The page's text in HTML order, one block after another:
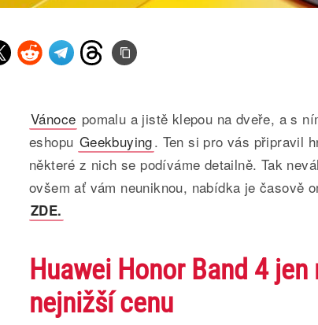
Vánoce pomalu a jistě klepou na dveře, a s
eshopu Geekbuying. Ten si pro vás připravil
některé z nich se podíváme detailně. Tak
ovšem ať vám neuniknou, nabídka je časově
ZDE.
Huawei Honor Band 4 jen
nejnižší cenu